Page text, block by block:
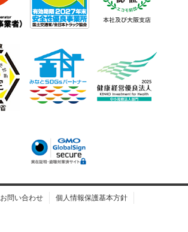
お問い合わせ 個人情報保護基本方針